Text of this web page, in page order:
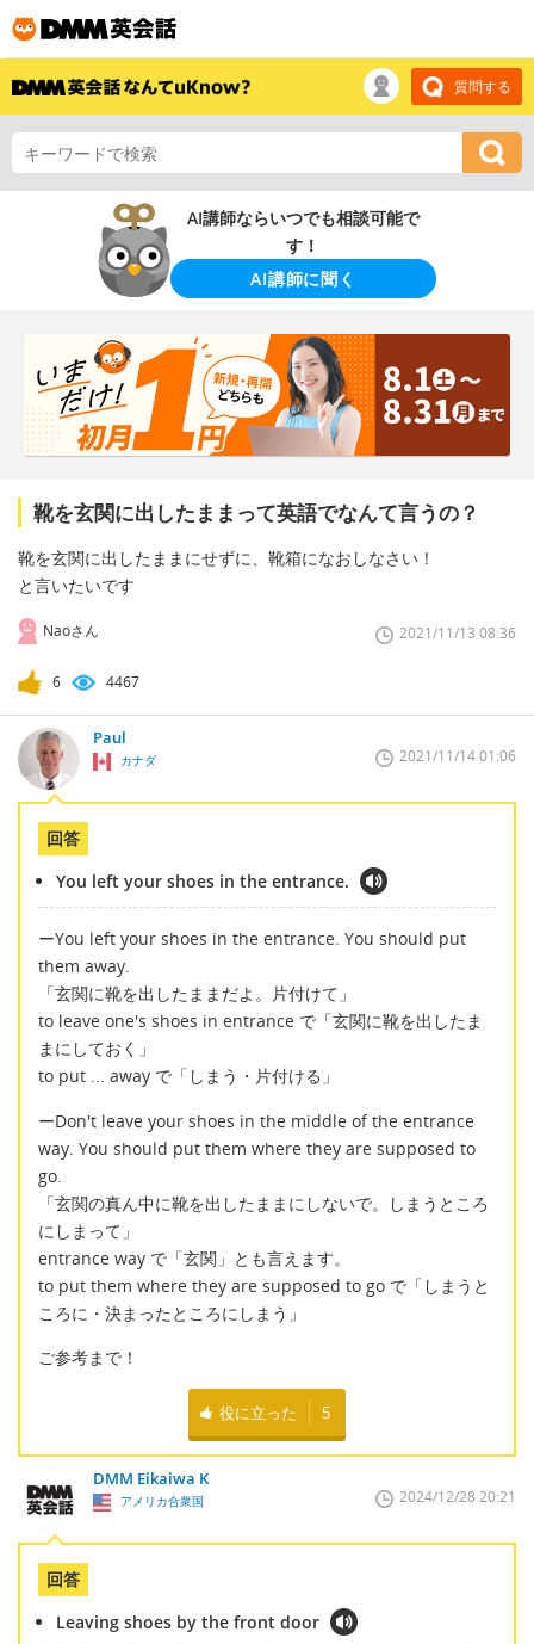
質問する
AI講師ならいつでも相談可能で
す！
AI講師に聞く
靴を玄関に出したままって英語でなんて言うの？
靴を玄関に出したままにせずに、靴箱になおしなさい！
と言いたいです
Naoさん 2021/11/13 08:36
6 4467
Paul
カナダ 2021/11/14 01:06
回答
You left your shoes in the entrance.
ーYou left your shoes in the entrance. You should put
them away.
「玄関に靴を出したままだよ。片付けて」
to leave one's shoes in entrance で「玄関に靴を出したま
まにしておく」
to put ... away で「しまう・片付ける」
ーDon't leave your shoes in the middle of the entrance
way. You should put them where they are supposed to
go.
「玄関の真ん中に靴を出したままにしないで。しまうところ
にしまって」
entrance way で「玄関」とも言えます。
to put them where they are supposed to go で「しまうと
ころに・決まったところにしまう」
ご参考まで！
役に立った 5
DMM Eikaiwa K
アメリカ合衆国 2024/12/28 20:21
回答
Leaving shoes by the front door